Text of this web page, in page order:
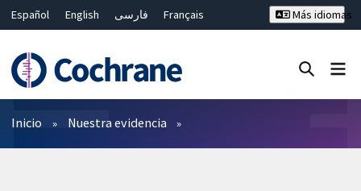
Español English فارسی
Français
Bahasa Malaysia
ไทย 繁體中文
Más idiomas
Filtros
Inicio Nuestra evidencia